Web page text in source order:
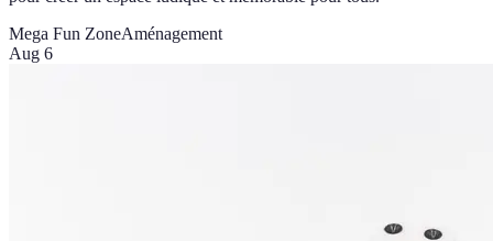
Mega Fun ZoneAménagement
Aug 6